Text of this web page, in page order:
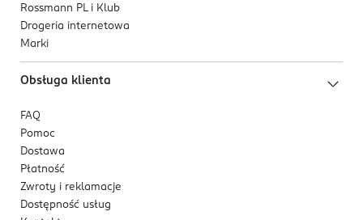
Rossmann PL i Klub
Drogeria internetowa
Marki
Obsługa klienta
FAQ
Pomoc
Dostawa
Płatność
Zwroty i reklamacje
Dostępność usług